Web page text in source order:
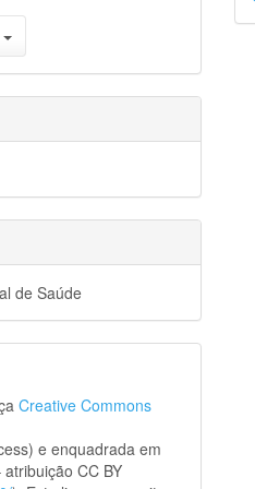
de Saúde
Creative Commons
e enquadrada em
CC BY